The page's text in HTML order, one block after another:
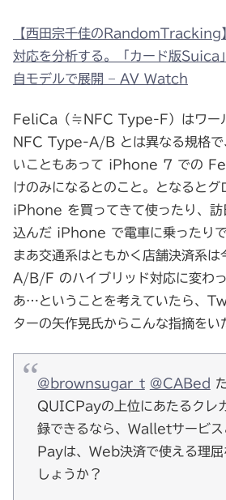
【西田宗千佳の
対応を分析する。「カード版Suica
自モデルで展開 – AV Watch
FeliCa（≒NFC Type-F）はワー
NFC Type-A/B とは異なる規格で
いこともあって iPhone 7 での
けのみになるとのこと。となるとグ
iPhone を買ってきて使ったり、訪
込んだ iPhone で電車に乗ったり
まあ交通系はともかく店舗決済系
A/B/F のハイブリッド対応に変わ
あ…ということを考えていたら、
ターの矢作晃氏からこんな指摘をい
@brownsugar_t @CABed
QUICPayの上位にあたるクレ
録できるなら、Walletサービ
Payは、Web決済で使える理屈
しょうか？